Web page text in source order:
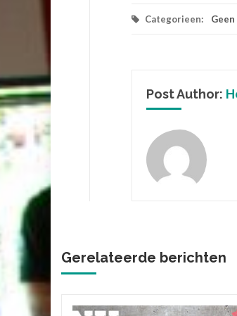
Categorieen:
Post Author:
Gerelateerde berichten